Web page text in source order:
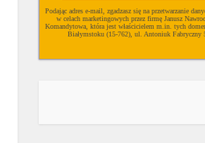
Podając adres e-mail, zgadzasz się na przetwarzanie
w ce­lach mar­ke­tin­go­wych przez firmę Janusz
Komandytowa, która jest właścicielem m.in. tych
Białymstoku (15-762), ul. Antoniuk Fabryczny